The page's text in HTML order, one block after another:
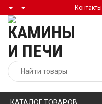
Контакты